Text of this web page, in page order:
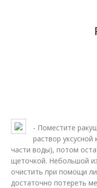
- Поместите
раствор уксусной
части воды), потом
щеточкой. Небольшой
очистить при помощи
достаточно потереть